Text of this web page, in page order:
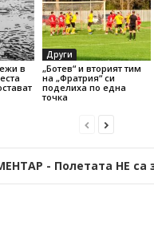
в
Други
„Ботев“ и вторият тим
на „Фратрия“ си
поделиха по една
точка
- Полетата НЕ са